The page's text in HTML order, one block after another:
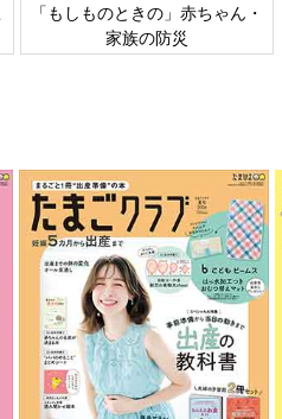
「もしものときの」赤ちゃん・
家族の防災